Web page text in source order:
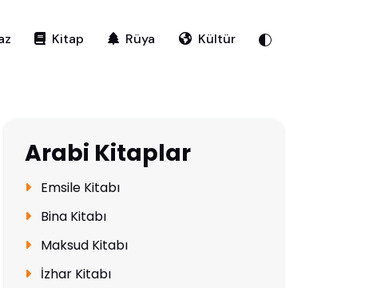
Kitap Rüya Kültür
Arabi Kitaplar
Emsile Kitabı
Bina Kitabı
Maksud Kitabı
İzhar Kitabı